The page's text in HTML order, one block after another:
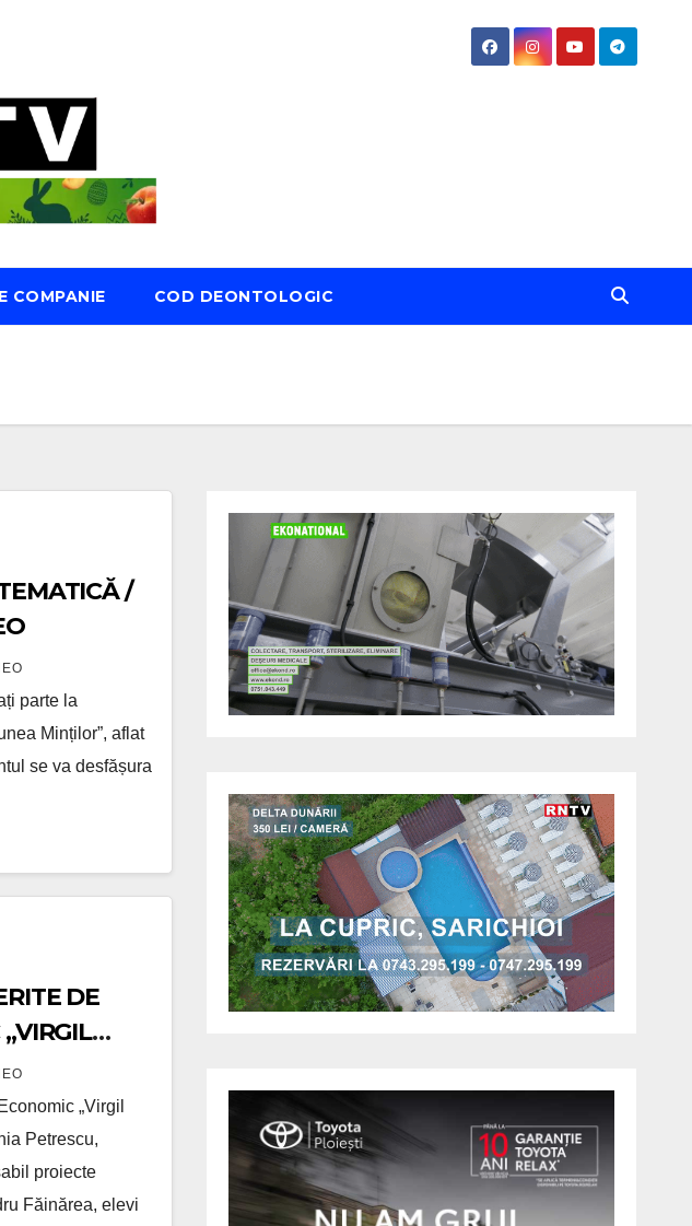
COMPANIE COD DEONTOLOGIC
/
parte la
Minților”, aflat
se va desfășura
DE
EDUCATIA
„Virgil
Petrescu,
proiecte
Făinărea, elevi